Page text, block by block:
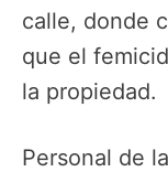
calle, donde
que el
la propiedad.
Personal de